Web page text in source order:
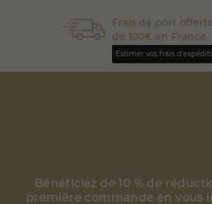
Frais de port
de 100€ en France
Estimer vos frais
Bénéficiez de 10 % de
première commande en vous